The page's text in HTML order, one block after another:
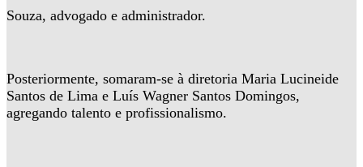
Souza, advogado e administrador.
Posteriormente, somaram-se à diretoria Maria Lucineide
Santos de Lima e Luís Wagner Santos Domingos,
agregando talento e profissionalismo.